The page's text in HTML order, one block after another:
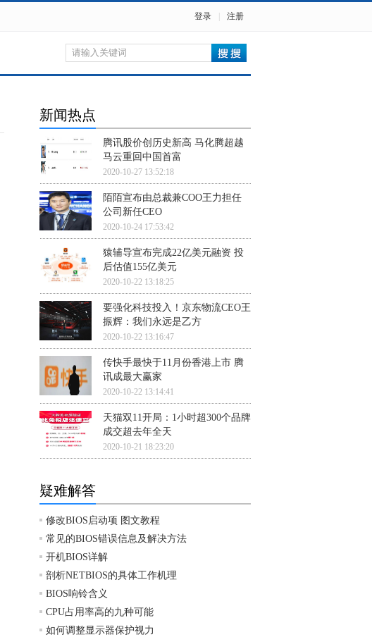
登录 注册
新闻热点
腾讯股价创历史新高 马化腾超越
马云重回中国首富
2020-10-27 13:52:18
陌陌宣布由总裁兼COO王力担任
公司新任CEO
2020-10-24 17:53:42
猿辅导宣布完成22亿美元融资 投
后估值155亿美元
2020-10-22 13:18:25
要强化科技投入！京东物流CEO王
振辉：我们永远是乙方
2020-10-22 13:16:47
传快手最快于11月份香港上市 腾
讯成最大赢家
2020-10-22 13:14:41
天猫双11开局：1小时超300个品牌
成交超去年全天
2020-10-21 18:23:20
疑难解答
修改BIOS启动项 图文教程
常见的BIOS错误信息及解决方法
开机BIOS详解
剖析NETBIOS的具体工作机理
BIOS响铃含义
CPU占用率高的九种可能
如何调整显示器保护视力